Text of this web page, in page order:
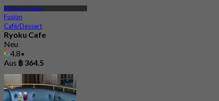
BTS Phrom Phong
Fusion
Café/Dessert
Ryoku Cafe
Neu
4.8
Aus ฿ 364.5